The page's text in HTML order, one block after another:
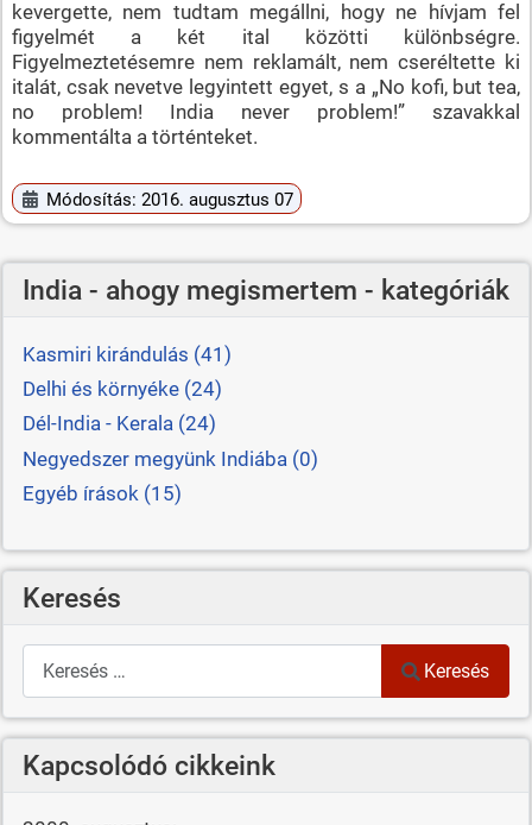
kevergette, nem tudtam megállni, hogy ne hívjam fel
figyelmét a két ital közötti különbségre.
Figyelmeztetésemre nem reklamált, nem cseréltette ki
italát, csak nevetve legyintett egyet, s a „No kofi, but tea,
no problem! India never problem!” szavakkal
kommentálta a történteket.
Módosítás: 2016. augusztus 07
India - ahogy megismertem - kategóriák
Kasmiri kirándulás (41)
Delhi és környéke (24)
Dél-India - Kerala (24)
Negyedszer megyünk Indiába (0)
Egyéb írások (15)
Keresés
Keresés
Keresés
Kapcsolódó cikkeink